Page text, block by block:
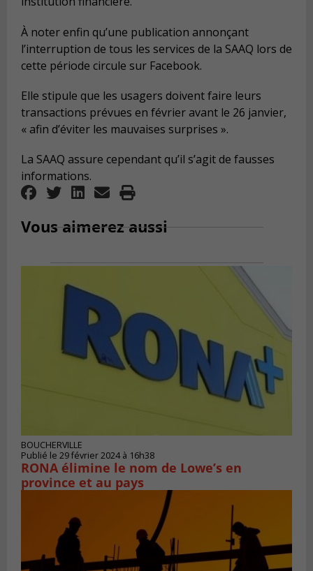
À noter enfin qu’une publication annonçant
l’interruption de tous les services de la SAAQ lors de
cette période circule sur Facebook.
Elle stipule que les usagers doivent faire leurs
transactions prévues en février avant le 26 janvier,
« afin d’éviter les mauvaises surprises ».
La SAAQ assure cependant qu’il s’agit de fausses
informations.
Vous aimerez aussi
BOUCHERVILLE
Publié le 29 février 2024 à 16h38
RONA élimine le nom de Lowe’s en
province et au pays